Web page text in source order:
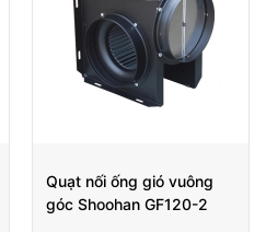
Quạt nối ống gió vuông
góc Shoohan GF120-2